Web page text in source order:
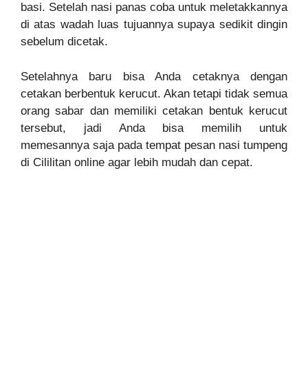
basi. Setelah nasi panas coba untuk meletakkannya
di atas wadah luas tujuannya supaya sedikit dingin
sebelum dicetak.
Setelahnya baru bisa Anda cetaknya dengan
cetakan berbentuk kerucut. Akan tetapi tidak semua
orang sabar dan memiliki cetakan bentuk kerucut
tersebut, jadi Anda bisa memilih untuk
memesannya saja pada tempat pesan nasi tumpeng
di Cililitan online agar lebih mudah dan cepat.